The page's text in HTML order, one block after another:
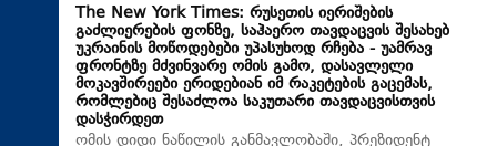
The New York Times: რუსეთის იერიშების
გაძლიერების ფონზე, საჰაერო თავდაცვის შესახებ
უკრაინის მოწოდებები უპასუხოდ რჩება - უამრავ
ფრონტზე მძვინვარე ომის გამო, დასავლელი
მოკავშირეები ერიდებიან იმ რაკეტების გაცემას,
რომლებიც შესაძლოა საკუთარი თავდაცვისთვის
დასჭირდეთ
ომის დიდი ნაწილის განმავლობაში, პრეზიდენტ